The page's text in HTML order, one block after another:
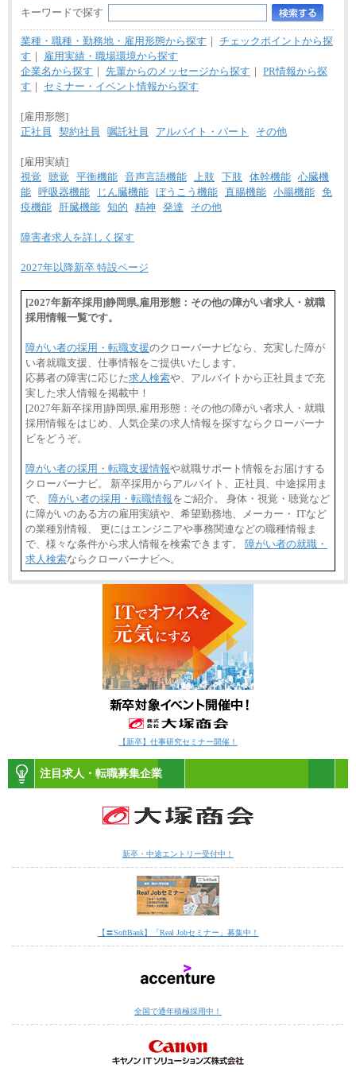
キーワードで探す
業種・職種・勤務地・雇用形態から探す ｜ チェックポイントから探
す ｜
雇用実績・職場環境から探す
企業名から探す ｜ 先輩からのメッセージから探す ｜ PR情報から探
す ｜ セミナー・イベント情報から探す
[雇用形態]
正社員
契約社員 嘱託社員 アルバイト・パート その他
[雇用実績]
視覚
聴覚 平衡機能 音声言語機能 上肢 下肢 体幹機能 心臓機
能 呼吸器機能 じん臓機能 ぼうこう機能 直腸機能 小腸機能 免
疫機能
肝臓機能 知的 精神 発達 その他
障害者求人を詳しく探す
2027年以降新卒 特設ページ
[2027年新卒採用]静岡県,雇用形態：その他の障がい者求人・就職
採用情報一覧です。
障がい者の採用・転職支援のクローバーナビなら、充実した障が
い者就職支援、仕事情報をご提供いたします。
応募者の障害に応じた求人検索や、アルバイトから正社員まで充
実した求人情報を掲載中！
[2027年新卒採用]静岡県,雇用形態：その他の障がい者求人・就職
採用情報をはじめ、人気企業の求人情報を探すならクローバーナ
ビをどうぞ。
障がい者の採用・転職支援情報や就職サポート情報をお届けする
クローバーナビ。 新卒採用からアルバイト、正社員、中途採用ま
で、 障がい者の採用・転職情報をご紹介。 身体・視覚・聴覚など
に障がいのある方の雇用実績や、希望勤務地、メーカー・ ITなど
の業種別情報、 更にはエンジニアや事務関連などの職種情報ま
で、様々な条件から求人情報を検索できます。 障がい者の就職・
求人検索ならクローバーナビへ。
【新卒】仕事研究セミナー開催！
注目求人・転職募集企業
新卒・中途エントリー受付中！
【〓SoftBank】「Real Jobセミナー」募集中！
全国で通年積極採用中！